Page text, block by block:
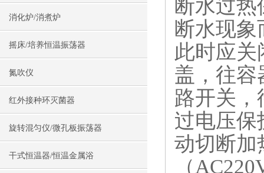
消化炉/消煮炉
摇床/培养恒温振荡器
氮吹仪
红外接种环灭菌器
旋转混匀仪/微孔板振荡器
干式恒温器/恒温金属浴
断水过
断水现
此时应
盖，往容
路开关
过电压保
动切断加
（